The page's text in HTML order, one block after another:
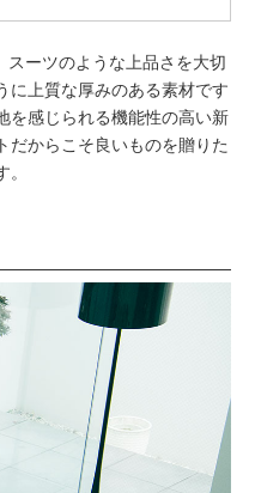
スーツのような上品さを大切
に上質な厚みのある素材です
を感じられる機能性の高い新
だからこそ良いものを贈りた